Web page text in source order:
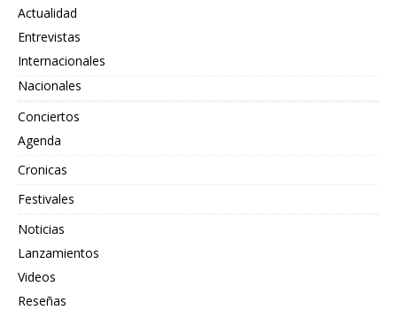
Actualidad
Entrevistas
Internacionales
Nacionales
Conciertos
Agenda
Cronicas
Festivales
Noticias
Lanzamientos
Videos
Reseñas